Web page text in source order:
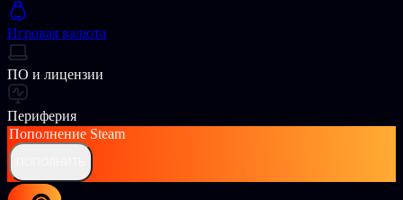
Игровая валюта
ПО и лицензии
Периферия
Пополнение Steam